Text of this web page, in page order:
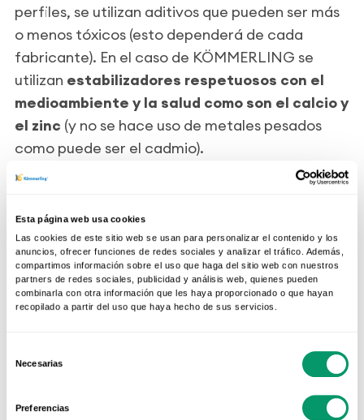
Esta página web usa cookies
Las cookies de este sitio web se usan para personalizar el contenido y los
anuncios, ofrecer funciones de redes sociales y analizar el tráfico. Además,
compartimos información sobre el uso que haga del sitio web con nuestros
partners de redes sociales, publicidad y análisis web, quienes pueden
combinarla con otra información que les haya proporcionado o que hayan
recopilado a partir del uso que haya hecho de sus servicios.
Necesarias
Preferencias
perfiles, se utilizan aditivos que pueden ser más
o menos tóxicos (esto dependerá de cada
fabricante). En el caso de KÖMMERLING se
utilizan estabilizadores respetuosos con el
medioambiente y la salud como son el calcio y
el zinc (y no se hace uso de metales pesados
como puede ser el cadmio).
Este punto va muy ligado al anterior, ya que
como hemos comentado, en la formulación de
PVC utilizamos estabilizadores respetuosos con
el medioambiente. Esto hace que no se
finalizar su ciclo de vida
reciclaje